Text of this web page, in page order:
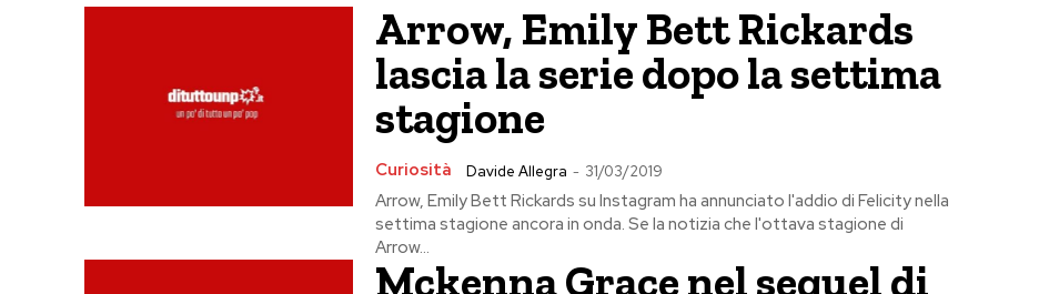
Arrow, Emily Bett Rickards
lascia la serie dopo la settima
stagione
Curiosità Davide Allegra - 31/03/2019
Arrow, Emily Bett Rickards su Instagram ha annunciato l'addio di Felicity nella
settima stagione ancora in onda. Se la notizia che l'ottava stagione di
Arrow...
Mckenna Grace nel sequel di